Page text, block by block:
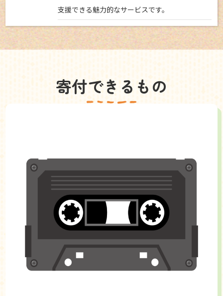
支援できる魅力的なサービスです。
寄付できるもの